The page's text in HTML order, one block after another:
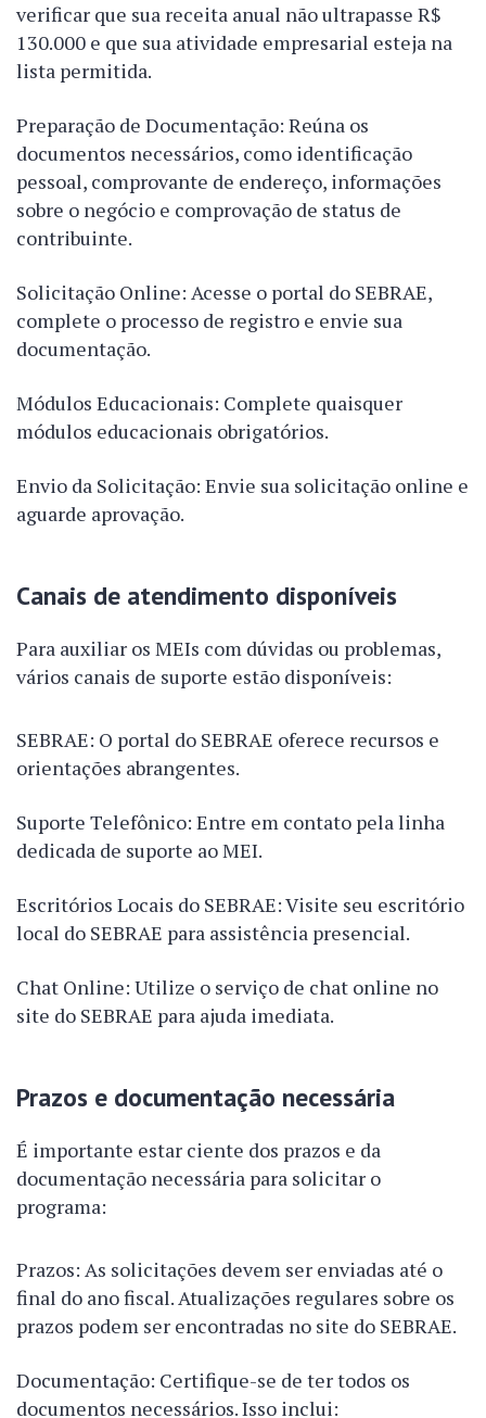
verificar que sua receita anual não ultrapasse R$
130.000 e que sua atividade empresarial esteja na
lista permitida.
Preparação de Documentação: Reúna os
documentos necessários, como identificação
pessoal, comprovante de endereço, informações
sobre o negócio e comprovação de status de
contribuinte.
Solicitação Online: Acesse o portal do SEBRAE,
complete o processo de registro e envie sua
documentação.
Módulos Educacionais: Complete quaisquer
módulos educacionais obrigatórios.
Envio da Solicitação: Envie sua solicitação online e
aguarde aprovação.
Canais de atendimento disponíveis
Para auxiliar os MEIs com dúvidas ou problemas,
vários canais de suporte estão disponíveis:
SEBRAE: O portal do SEBRAE oferece recursos e
orientações abrangentes.
Suporte Telefônico: Entre em contato pela linha
dedicada de suporte ao MEI.
Escritórios Locais do SEBRAE: Visite seu escritório
local do SEBRAE para assistência presencial.
Chat Online: Utilize o serviço de chat online no
site do SEBRAE para ajuda imediata.
Prazos e documentação necessária
É importante estar ciente dos prazos e da
documentação necessária para solicitar o
programa:
Prazos: As solicitações devem ser enviadas até o
final do ano fiscal. Atualizações regulares sobre os
prazos podem ser encontradas no site do SEBRAE.
Documentação: Certifique-se de ter todos os
documentos necessários. Isso inclui: